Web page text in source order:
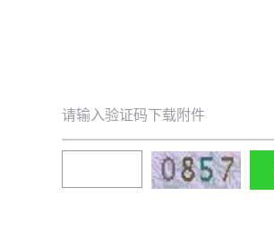
请输入验证码下载附件